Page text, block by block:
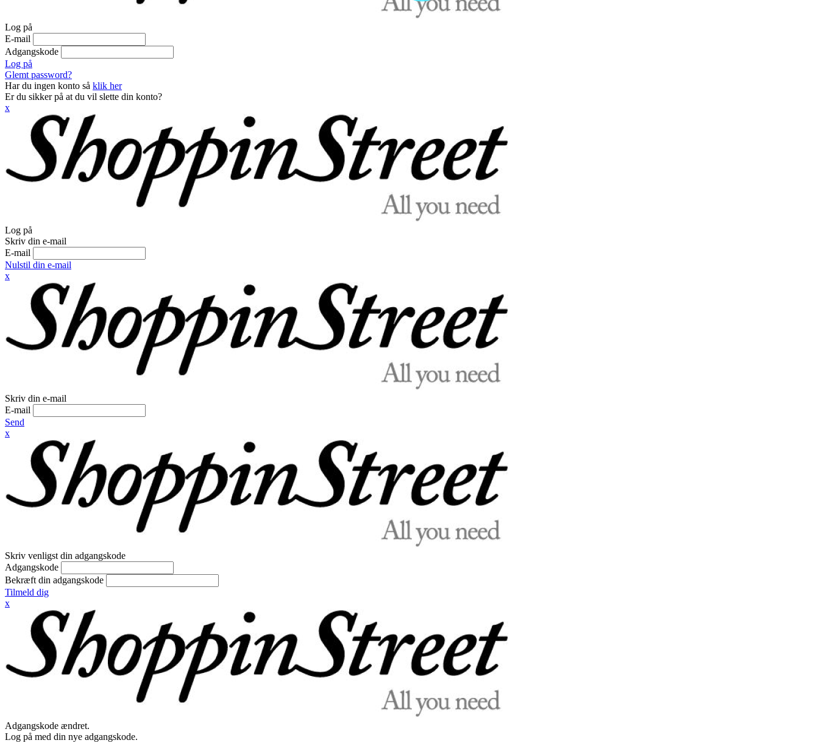
Log på
E-mail
Adgangskode
Log på
Glemt password?
Har du ingen konto så klik her
Er du sikker på at du vil slette din konto?
x
Log på
Skriv din e-mail
E-mail
Nulstil din e-mail
x
Skriv din e-mail
E-mail
Send
x
Skriv venligst din adgangskode
Adgangskode
Bekræft din adgangskode
Tilmeld dig
x
Adgangskode ændret.
Log på med din nye adgangskode.